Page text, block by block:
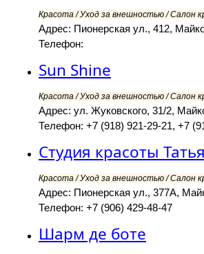
Красота / Уход за внешностью / Салон
Адрес: Пионерская ул., 412,
Телефон:
Sun Shine
Красота / Уход за внешностью / Салон
Адрес: ул. Жуковского, 31/2,
Телефон: +7 (918) 921-29-21, +7
Студия красоты
Красота / Уход за внешностью / Салон
Адрес: Пионерская ул., 377А,
Телефон: +7 (906) 429-48-47
Шарм де боте